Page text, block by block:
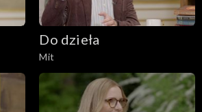
Do dzieła
Mit